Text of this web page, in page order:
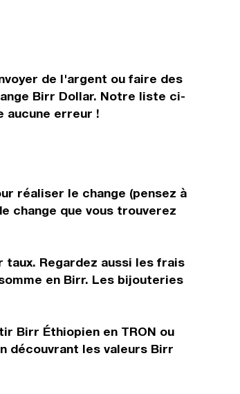
de l'argent ou faire des
Birr Dollar. Notre liste ci-
aucune erreur !
réaliser le change (pensez à
change que vous trouverez
Regardez aussi les frais
en Birr. Les bijouteries
Birr Éthiopien en TRON ou
découvrant les valeurs Birr